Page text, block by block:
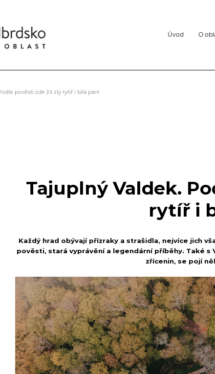
Úvod O
pověsti zde žil zlý rytíř i bílá paní
Tajuplný Valdek.
rytíř i
Každý hrad obývají přízraky a strašidla, nejvíce jich
pověsti, stará vyprávění a legendární příběhy. Také
zřícenin, se pojí